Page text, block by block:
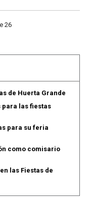
26
de Huerta Grande
las fiestas
para su feria
como comisario
las Fiestas de